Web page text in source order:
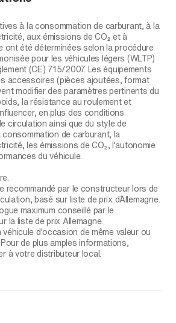
à la consommation de carburant, à la
aux émissions de CO₂ et à
ont été déterminées selon la procédure
pour les véhicules légers (WLTP)
(CE) 715/2007. Les équipements
accessoires (pièces ajoutées, format
modifier des paramètres pertinents du
la résistance au roulement et
en plus des conditions
circulation ainsi que du style de
de carburant, la
les émissions de CO₂, l'autonomie
du véhicule.
recommandé par le constructeur lors de
basé sur liste de prix d´Allemagne.
maximum conseillé par le
la liste de prix Allemagne.
d'occasion de même valeur ou
de plus amples informations,
à votre distributeur local.